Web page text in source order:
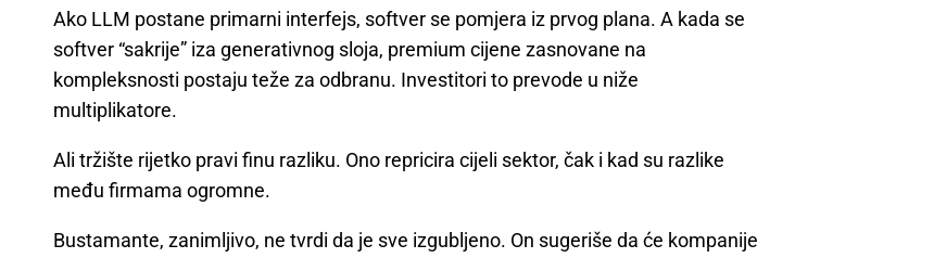
Ako LLM postane primarni interfejs, softver se pomjera iz prvog plana. A kada se
softver “sakrije” iza generativnog sloja, premium cijene zasnovane na
kompleksnosti postaju teže za odbranu. Investitori to prevode u niže
multiplikatore.
Ali tržište rijetko pravi finu razliku. Ono repricira cijeli sektor, čak i kad su razlike
među firmama ogromne.
Bustamante, zanimljivo, ne tvrdi da je sve izgubljeno. On sugeriše da će kompanije